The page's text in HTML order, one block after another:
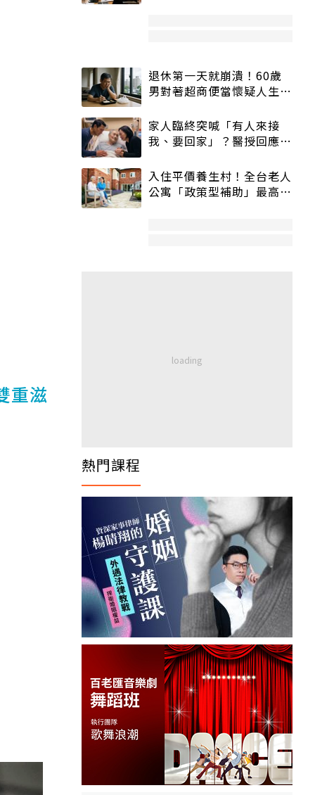
重滋
退休第一天就崩潰！60歲
男對著超商便當懷疑人生
家人臨終突喊「有人來接
我、要回家」？醫授回應方
入住平價養生村！全台老人
公寓「政策型補助」最高打
熱門課程